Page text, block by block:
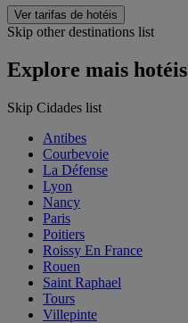
Ver tarifas de hotéis
Skip other destinations list
Explore mais hotéis
Skip Cidades list
Antibes
Courbevoie
La Défense
Lyon
Nancy
Paris
Poitiers
Roissy En France
Rouen
Saint Raphael
Tours
Villepinte